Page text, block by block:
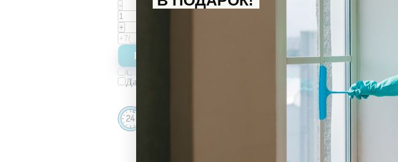
-
+
С политикой обработки персональных данных
Даю
на получение информации о скидках и акциях